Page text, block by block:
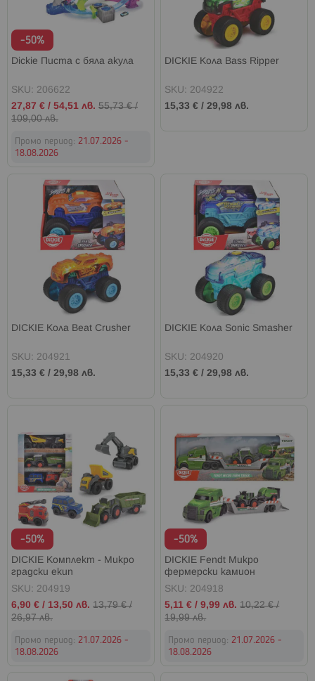
-50%
Dickie Писта с бяла акула
SKU: 206622
Промо
цена
27,87 € / 54,51 лв. 55,73 €/
109,00 лв.
Промо период: 21.07.2026 -
18.08.2026
DICKIE Кола Bass Ripper
SKU: 204922
15,33 € /29,98 лв.
DICKIE Кола Beat Crusher
SKU: 204921
15,33 € / 29,98 лв.
DICKIE Кола Sonic Smasher
SKU: 204920
15,33 € /29,98 лв.
-50%
DICKIE Комплект - Микро
градски екип
SKU: 204919
Промо
цена
6,90 € / 13,50 лв. 13,79 €/
26,97 лв.
Промо период: 21.07.2026 -
18.08.2026
-50%
DICKIE Fendt Микро
фермерски камион
SKU: 204918
Промо
цена
5,11 € /9,99 лв. 10,22 €/
19,99 лв.
Промо период:21.07.2026 -
18.08.2026